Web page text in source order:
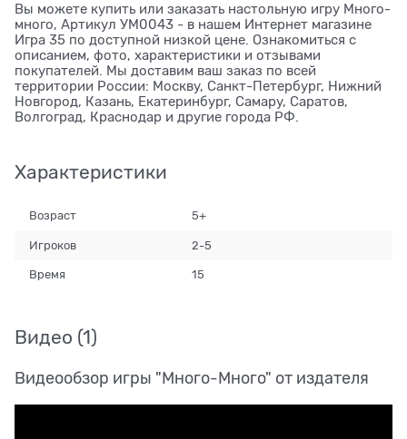
Вы можете купить или заказать настольную игру Много-
много, Артикул УМ0043 - в нашем Интернет магазине
Игра 35 по доступной низкой цене. Ознакомиться с
описанием, фото, характеристики и отзывами
покупателей. Мы доставим ваш заказ по всей
территории России: Москву, Санкт-Петербург, Нижний
Новгород, Казань, Екатеринбург, Самару, Саратов,
Волгоград, Краснодар и другие города РФ.
Характеристики
Возраст 5+
Игроков 2-5
Время 15
Видео (1)
Видеообзор игры "Много-Много" от издателя